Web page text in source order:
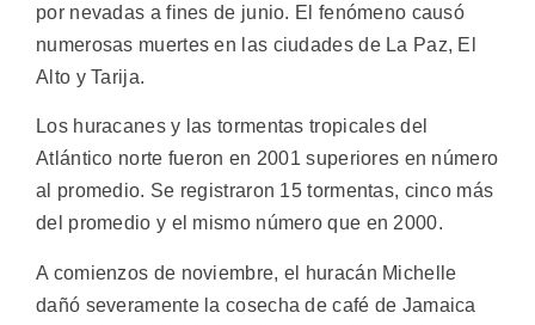
por nevadas a fines de junio. El fenómeno causó
numerosas muertes en las ciudades de La Paz, El
Alto y Tarija.
Los huracanes y las tormentas tropicales del
Atlántico norte fueron en 2001 superiores en número
al promedio. Se registraron 15 tormentas, cinco más
del promedio y el mismo número que en 2000.
A comienzos de noviembre, el huracán Michelle
dañó severamente la cosecha de café de Jamaica